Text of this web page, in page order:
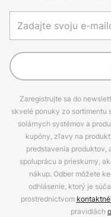
Zaregistrujte sa do
skvelé ponuky zo
solárnych systémov a
kupóny, zľavy na
predstavenia produktov,
spoluprácu a prieskumy,
nákup. Odber môžete
odhlásenie, ktorý je
prostredníctvom
pravidlách